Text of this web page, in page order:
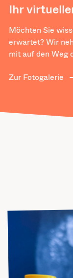
Ihr
Möchten Sie
erwartet? Wir
mit auf den Weg
Zur Fotogalerie